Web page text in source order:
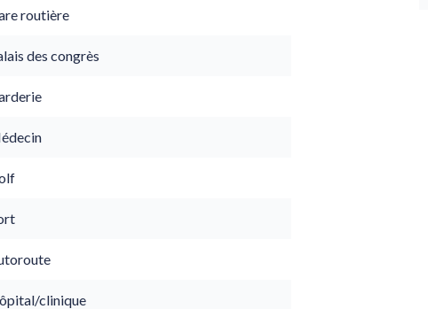
routière
des congrès
clinique